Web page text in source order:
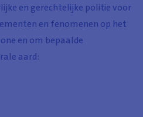
en gerechtelijke politie voor
en fenomenen op het
en om bepaalde
aard: